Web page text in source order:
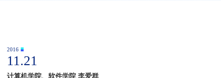
2016
11.21
计算机学院、软件学院 李爱群